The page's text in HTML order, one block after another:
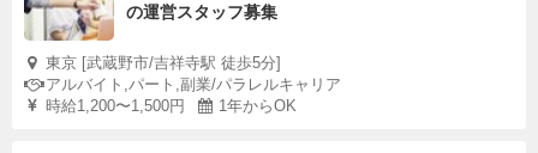
の運営スタッフ募集
東京 [武蔵野市/吉祥寺駅 徒歩5分]
アルバイト,パート,副業/パラレルキャリア
時給1,200〜1,500円
1年からOK